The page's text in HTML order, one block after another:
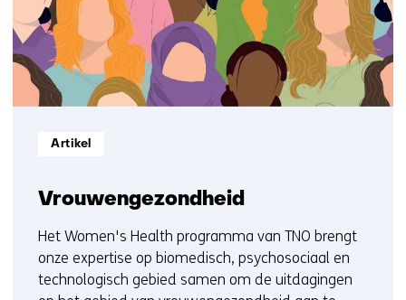
op)
10
Vrouwengezondheid
Informatietype:
Artikel
Het Women's Health programma van TNO brengt
onze expertise op biomedisch, psychosociaal en
technologisch gebied samen om de uitdagingen